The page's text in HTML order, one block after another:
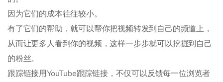
因为它们的成本往往较小。
有了它们的帮助，就可以帮你把视频转发到自己的频道上，
从而让更多人看到你的视频，这样一步步就可以挖掘到自己
的粉丝。
跟踪链接用YouTube跟踪链接，不仅可以反馈每一位浏览者